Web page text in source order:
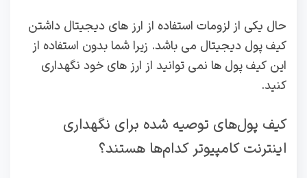
حال یکی از لزومات استفاده از ارز های دیجیتال داشتن
کیف پول دیجیتال می باشد. زیرا شما بدون استفاده از
این کیف پول ها نمی توانید از ارز های خود نگهداری
کنید.
کیف پول‌های توصیه شده برای نگهداری
اینترنت کامپیوتر کدام‌ها هستند؟